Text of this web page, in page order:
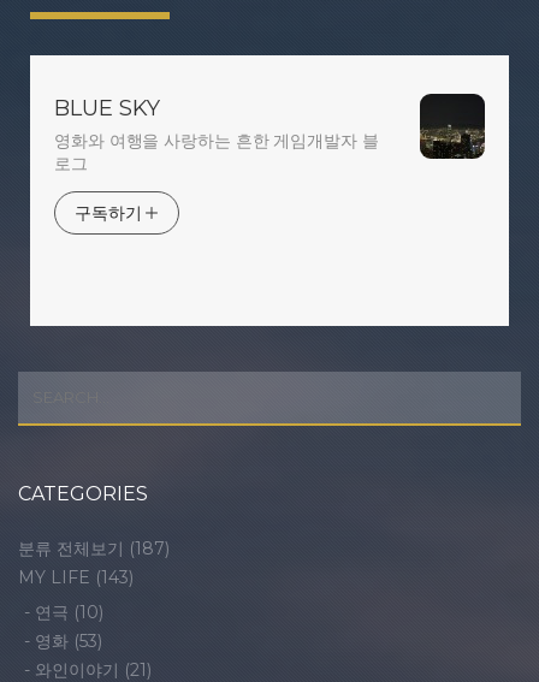
BLUE SKY
영화와 여행을 사랑하는 흔한 게임개발자 블
로그
구독하기
CATEGORIES
분류 전체보기 (187)
MY LIFE (143)
- 연극 (10)
- 영화 (53)
- 와인이야기 (21)